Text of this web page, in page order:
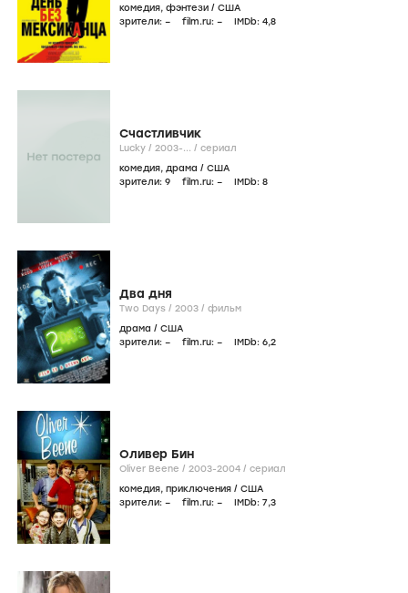
комедия, фэнтези / США
зрители: – film.ru: – IMDb: 4,8
Счастливчик
Lucky / 2003-... / сериал
комедия, драма / США
зрители: 9 film.ru: – IMDb: 8
Два дня
Two Days / 2003 / фильм
драма / США
зрители: – film.ru: – IMDb: 6,2
Оливер Бин
Oliver Beene / 2003-2004 / сериал
комедия, приключения / США
зрители: – film.ru: – IMDb: 7,3